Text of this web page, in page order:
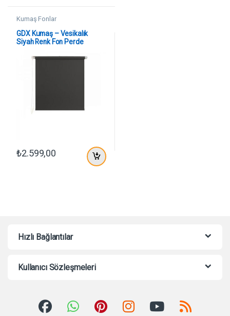
Kumaş Fonlar
GDX Kumaş – Vesikalık
Siyah Renk Fon Perde
₺2.599,00
Hızlı Bağlantılar
Kullanıcı Sözleşmeleri